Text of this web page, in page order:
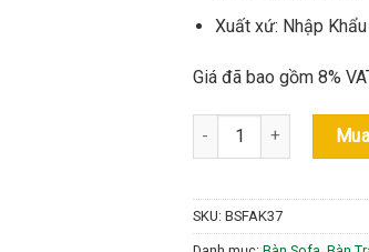
Xuất xứ: Nhập Khẩu
Giá đã bao gồm 8%
Bộ Bàn Sofa Nhập
SKU: BSFAK37